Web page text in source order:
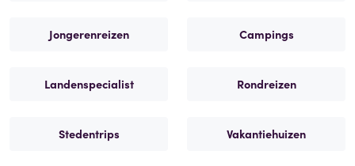
Jongerenreizen Campings
Landenspecialist Rondreizen
Stedentrips Vakantiehuizen